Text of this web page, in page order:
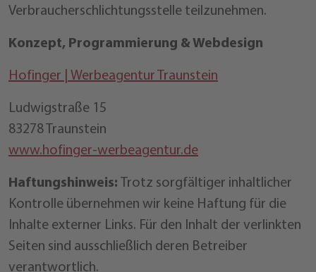
Verbraucherschlichtungsstelle teilzunehmen.
Konzept, Programmierung & Webdesign
Hofinger | Werbeagentur Traunstein
Ludwigstraße 15
83278 Traunstein
www.hofinger-werbeagentur.de
Haftungshinweis: Trotz sorgfältiger inhaltlicher
Kontrolle übernehmen wir keine Haftung für die
Inhalte externer Links. Für den Inhalt der verlinkten
Seiten sind ausschließlich deren Betreiber
verantwortlich.